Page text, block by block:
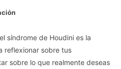
síndrome de Houdini es la
reflexionar sobre tus
sobre lo que realmente deseas